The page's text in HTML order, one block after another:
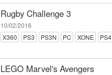
Rugby Challenge 3
10/02/2016
X360
PS3 PS3N PC XONE PS4
LEGO Marvel's Avengers